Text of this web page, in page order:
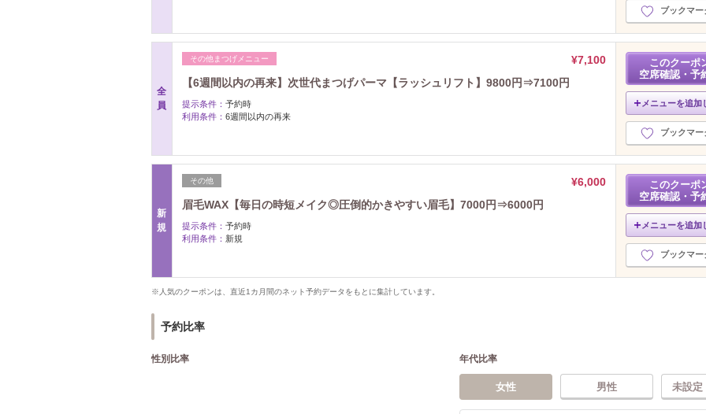
ブックマー
全
員
その他まつげメニュー
¥7,100
【6週間以内の再来】次世代まつげパーマ【ラッシュリフト】9800円⇒7100円
提示条件： 予約時
利用条件： 6週間以内の再来
このクーポ
空席確認・予
メニューを追加
ブックマー
新
規
その他
¥6,000
眉毛WAX【毎日の時短メイク◎圧倒的かきやすい眉毛】7000円⇒6000円
提示条件： 予約時
利用条件： 新規
このクーポ
空席確認・予
メニューを追加
ブックマー
※人気のクーポンは、直近1カ月間のネット予約データをもとに集計しています。
予約比率
性別比率 年代比率
女性 男性 未設定